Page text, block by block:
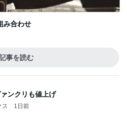
み合わせ
事を読む
ンクリも値上げ
ス 1日前